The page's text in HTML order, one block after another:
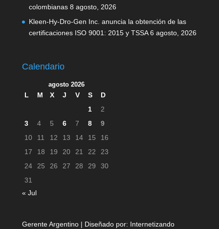
colombianas 8 agosto, 2026
Kleen-Hy-Dro-Gen Inc. anuncia la obtención de las
certificaciones ISO 9001: 2015 y TSSA 6 agosto, 2026
Calendario
agosto 2026
L M X J V S
D
1
2
3
4 5 6 7 8
9
10
11 12 13 14 15
16
17
18 19 20 21 22
23
24
25 26 27 28 29
30
31
« Jul
Gerente Argentino | Diseñado por: Internetizando